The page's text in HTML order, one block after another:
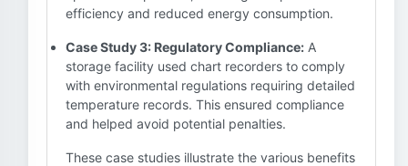
efficiency and reduced energy consumption.
Case Study 3: Regulatory Compliance: A
storage facility used chart recorders to comply
with environmental regulations requiring detailed
temperature records. This ensured compliance
and helped avoid potential penalties.
These case studies illustrate the various benefits